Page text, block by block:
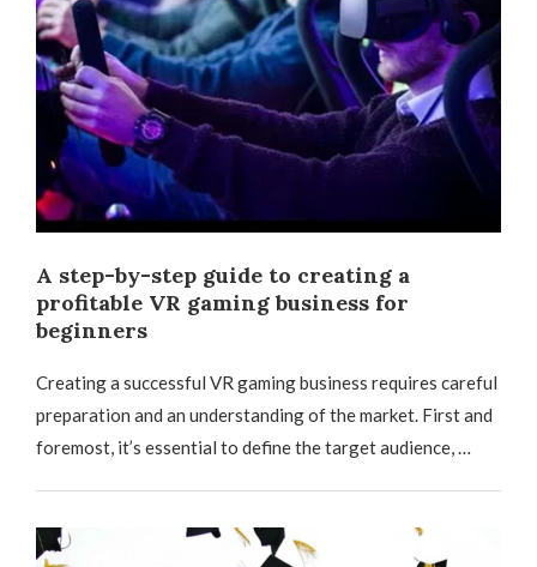
A step-by-step guide to creating a
profitable VR gaming business for
beginners
Creating a successful VR gaming business requires careful
preparation and an understanding of the market. First and
foremost, it’s essential to define the target audience, …